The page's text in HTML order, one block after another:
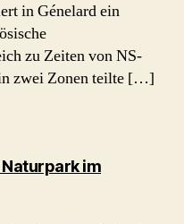
in Génelard ein
zu Zeiten von NS-
zwei Zonen teilte […]
im